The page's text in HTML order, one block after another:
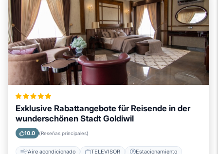
Exklusive Rabattangebote für Reisende in der
wunderschönen Stadt Goldiwil
10.0 (Reseñas principales)
Aire acondicionado TELEVISOR Estacionamiento